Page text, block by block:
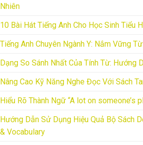
Nhiên
10 Bài Hát Tiếng Anh Cho Học Sinh Tiểu
Tiếng Anh Chuyên Ngành Y: Nắm Vững
Dạng So Sánh Nhất Của Tính Từ: Hướng
Nâng Cao Kỹ Năng Nghe Đọc Với Sách
Hiểu Rõ Thành Ngữ “A lot on someone’s
Hướng Dẫn Sử Dụng Hiệu Quả Bộ Sách
& Vocabulary